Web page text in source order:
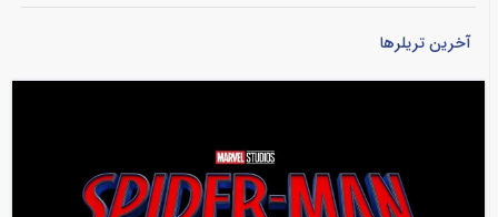
آخرین تریلرها